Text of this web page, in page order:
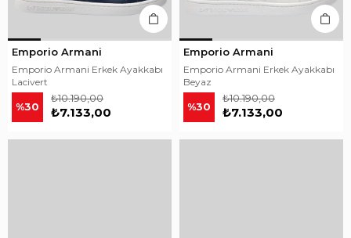
Emporio Armani
Emporio Armani Erkek Ayakkabı
Lacivert
%30 ₺7.133,00
₺10.190,00
Emporio Armani
Emporio Armani Erkek Ayakkabı
Beyaz
%30 ₺7.133,00
₺10.190,00